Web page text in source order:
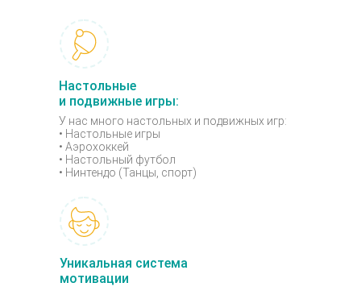
Настольные
и подвижные игры:
Уникальная система
мотивации
У нас много настольных и подвижных игр:
• Настольные игры
• Аэрохоккей
• Настольный футбол
• Нинтендо (Танцы, спорт)